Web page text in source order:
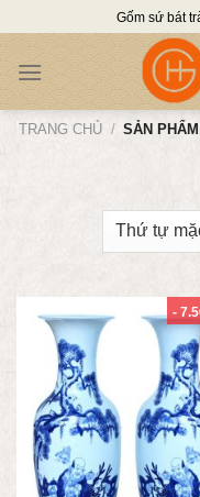
content
Gốm sứ bát
TRANG CHỦ / SẢN
-